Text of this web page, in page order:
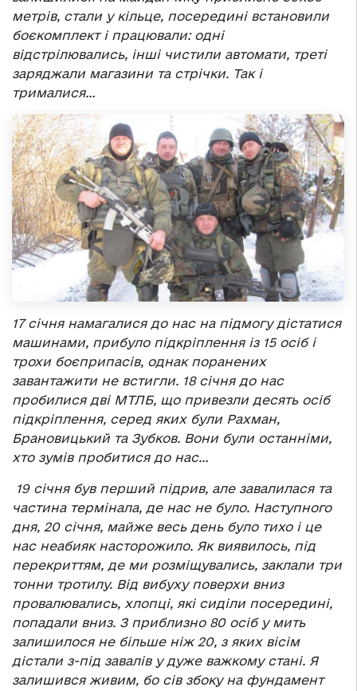
метрів, стали у кільце, посередині встановили
боєкомплект і працювали: одні
відстрілювались, інші чистили автомати, треті
заряджали магазини та стрічки. Так і
трималися…
17 січня намагалися до нас на підмогу дістатися
машинами, прибуло підкріплення із 15 осіб і
трохи боєприпасів, однак поранених
завантажити не встигли. 18 січня до нас
пробилися дві МТЛБ, що привезли десять осіб
підкріплення, серед яких були Рахман,
Брановицький та Зубков. Вони були останніми,
хто зумів пробитися до нас…
19 січня був перший підрив, але завалилася та
частина термінала, де нас не було. Наступного
дня, 20 січня, майже весь день було тихо і це
нас неабияк насторожило. Як виявилось, під
перекриттям, де ми розміщувались, заклали три
тонни тротилу. Від вибуху поверхи вниз
провалювались, хлопці, які сиділи посередині,
попадали вниз. З приблизно 80 осіб у мить
залишилося не більше ніж 20, з яких вісім
дістали з-під завалів у дуже важкому стані. Я
залишився живим, бо сів збоку на фундамент